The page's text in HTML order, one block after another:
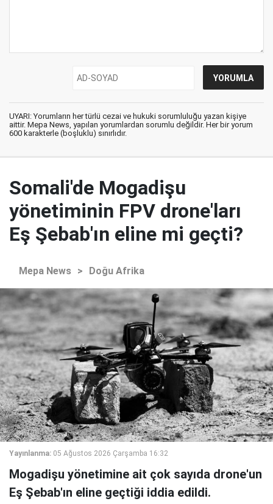
UYARI: Yorumların her türlü cezai ve hukuki sorumluluğu yazan kişiye
aittir. Mepa News, yapılan yorumlardan sorumlu değildir. Her bir yorum
600 karakterle (boşluklu) sınırlıdır.
Somali'de Mogadişu
yönetiminin FPV drone'ları
Eş Şebab'ın eline mi geçti?
Mepa News > Doğu Afrika
Yayınlanma: 05 Ağustos 2026 Çarşamba 16:32
Mogadişu yönetimine ait çok sayıda drone'un
Eş Şebab'ın eline geçtiği iddia edildi.